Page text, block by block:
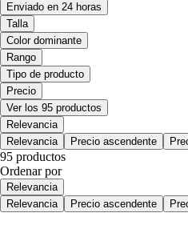
Enviado en 24 horas
Talla
Color dominante
Rango
Tipo de producto
Precio
Ver los 95 productos
Relevancia
Relevancia
Precio ascendente
95 productos
Ordenar por
Relevancia
Relevancia
Precio ascendente